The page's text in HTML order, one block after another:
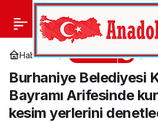
Haberler Gündem
Burhaniye Belediyesi
Bayramı Arifesinde
kesim yerlerini
Gölcük Belediyesi
ekipleri Kurban Bayramı
öncesinde tüm
hazırlıklarını tamamladı